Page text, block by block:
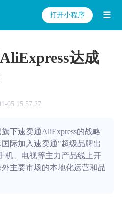
打开小程序 ☰
达成
05 15:57:27
下速卖通AliExpress的战略
际加入速卖通"超级品牌出
机、电视等主力产品线上开
主要市场的本地化运营和品